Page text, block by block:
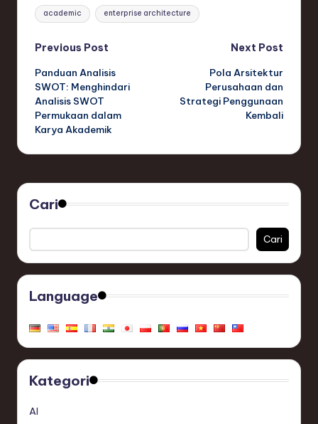
Tags:
academic enterprise architecture
Post
navigation
Previous Post
Panduan Analisis
SWOT: Menghindari
Analisis SWOT
Permukaan dalam
Karya Akademik
Next Post
Pola Arsitektur
Perusahaan dan
Strategi Penggunaan
Kembali
Cari
Cari
Language
Kategori
AI